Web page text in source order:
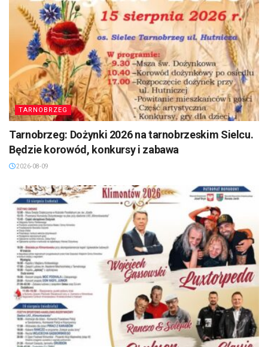
TARNOBRZEG
Tarnobrzeg: Dożynki 2026 na tarnobrzeskim Sielcu.
Będzie korowód, konkursy i zabawa
2026-08-09